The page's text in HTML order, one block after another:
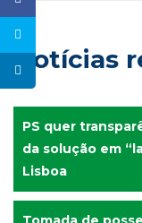
Notícias
PS quer
da solução em
Lisboa